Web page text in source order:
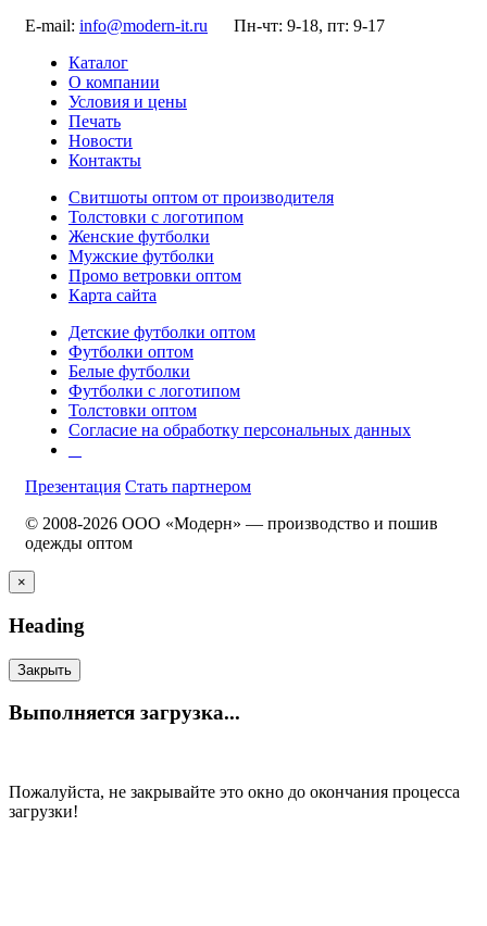
E-mail: info@modern-it.ru
Пн-чт: 9-18, пт: 9-17
Каталог
О компании
Условия и цены
Печать
Новости
Контакты
Свитшоты оптом от производителя
Толстовки с логотипом
Женские футболки
Мужские футболки
Промо ветровки оптом
Карта сайта
Детские футболки оптом
Футболки оптом
Белые футболки
Футболки с логотипом
Толстовки оптом
Согласие на обработку персональных данных
Презентация Стать партнером
© 2008-2026 ООО «Модерн» — производство и пошив
одежды оптом
×
Heading
Закрыть
Выполняется загрузка...
Пожалуйста, не закрывайте это окно до окончания процесса
загрузки!